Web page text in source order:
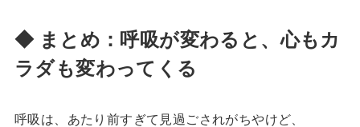
◆ まとめ：呼吸が変わると、心もカ
ラダも変わってくる
呼吸は、あたり前すぎて見過ごされがちやけど、